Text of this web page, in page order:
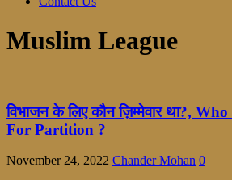
Muslim League
विभाजन के लिए कौन ज़िम्मेवार था?,
For Partition ?
November 24, 2022 Chander Mohan 0